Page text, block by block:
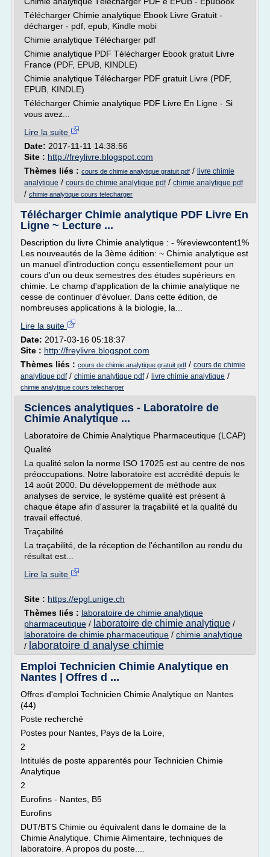
Télécharger Chimie analytique Ebook Livre Gratuit -
décharger - pdf, epub, Kindle mobi
Chimie analytique Télécharger pdf
Chimie analytique PDF Télécharger Ebook gratuit Livre
France (PDF, EPUB, KINDLE)
Chimie analytique Télécharger PDF gratuit Livre (PDF,
EPUB, KINDLE)
Télécharger Chimie analytique PDF Livre En Ligne - Si
vous avez...
Lire la suite
Date: 2017-11-11 14:38:56
Site : http://freylivre.blogspot.com
Thèmes liés : cours de chimie analytique gratuit pdf / livre chimie
analytique / cours de chimie analytique pdf/ chimie analytique pdf
/ chimie analytique cours telecharger
Télécharger Chimie analytique PDF Livre En
Ligne ~ Lecture ...
Description du livre Chimie analytique : - %reviewcontent1%
Les nouveautés de la 3ème édition: ~ Chimie analytique est
un manuel d'introduction conçu essentiellement pour un
cours d'un ou deux semestres des études supérieurs en
chimie. Le champ d'application de la chimie analytique ne
cesse de continuer d'évoluer. Dans cette édition, de
nombreuses applications à la biologie, la...
Lire la suite
Date: 2017-03-16 05:18:37
Site : http://freylivre.blogspot.com
Thèmes liés : cours de chimie analytique gratuit pdf / cours de chimie
analytique pdf/ chimie analytique pdf/ livre chimie analytique /
chimie analytique cours telecharger
Sciences analytiques - Laboratoire de
Chimie Analytique ...
Laboratoire de Chimie Analytique Pharmaceutique (LCAP)
Qualité
La qualité selon la norme ISO 17025 est au centre de nos
préoccupations. Notre laboratoire est accrédité depuis le
14 août 2000. Du développement de méthode aux
analyses de service, le système qualité est présent à
chaque étape afin d'assurer la traçabilité et la qualité du
travail effectué.
Traçabilité
La traçabilité, de la réception de l'échantillon au rendu du
résultat est...
Lire la suite
Site : https://epgl.unige.ch
Thèmes liés : laboratoire de chimie analytique
pharmaceutique / laboratoire de chimie analytique /
laboratoire de chimie pharmaceutique / chimie analytique
/ laboratoire d analyse chimie
Emploi Technicien Chimie Analytique en
Nantes | Offres d ...
Offres d'emploi Technicien Chimie Analytique en Nantes
(44)
Poste recherché
Postes pour Nantes, Pays de la Loire,
2
Intitulés de poste apparentés pour Technicien Chimie
Analytique
2
Eurofins - Nantes, B5
Eurofins
DUT/BTS Chimie ou équivalent dans le domaine de la
Chimie Analytique. Chimie Alimentaire, techniques de
laboratoire. A propos du poste....